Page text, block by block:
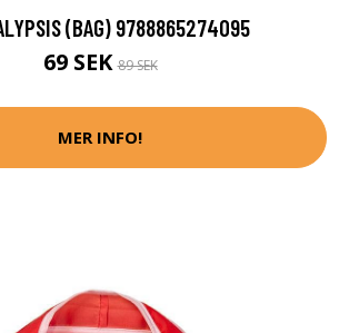
(BAG) 9788865274095
69 SEK89 SEK
MER INFO!